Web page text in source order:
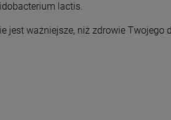
lactis.
jest ważniejsze, niż zdrowie Twojego